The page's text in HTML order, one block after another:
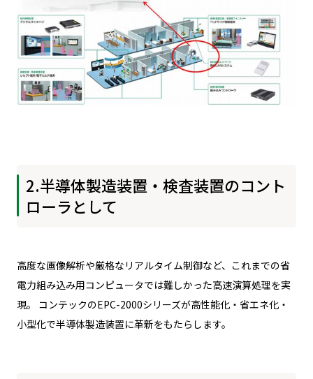
2.半導体製造装置・検査装置のコント
ローラとして
高度な画像解析や厳格なリアルタイム制御など、これまでの省
電力組み込み用コンピュータでは難しかった高速演算処理を実
現。 コンテックのEPC-2000シリーズが高性能化・省エネ化・
小型化で半導体製造装置に革新をもたらします。